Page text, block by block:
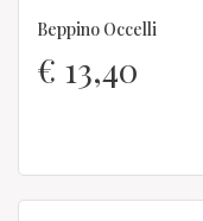
Beppino Occelli
€ 13,40